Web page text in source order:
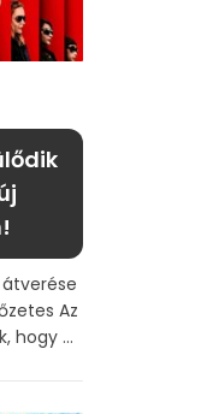
átverése
Az
hogy ...